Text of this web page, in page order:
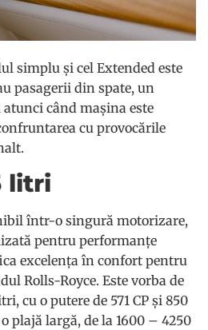
simplu și cel Extended este
pasagerii din spate, un
când mașina este
cu provocările
litri
într-o singură motorizare,
pentru performanțe
excelența în confort pentru
Rolls-Royce. Este vorba de
cu o putere de 571 CP și 850
plajă largă, de la 1600 – 4250